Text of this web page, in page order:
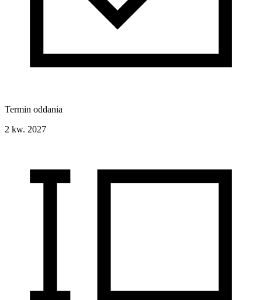
Termin oddania
2 kw. 2027